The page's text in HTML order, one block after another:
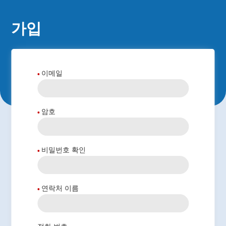
가입
이메일
암호
비밀번호 확인
연락처 이름